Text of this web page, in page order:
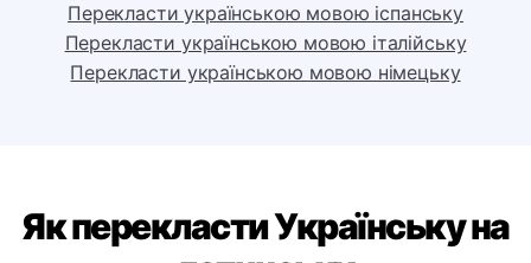
Перекласти українською мовою Французьку
Перекласти українською мовою голландську
Перекласти українською мовою іспанську